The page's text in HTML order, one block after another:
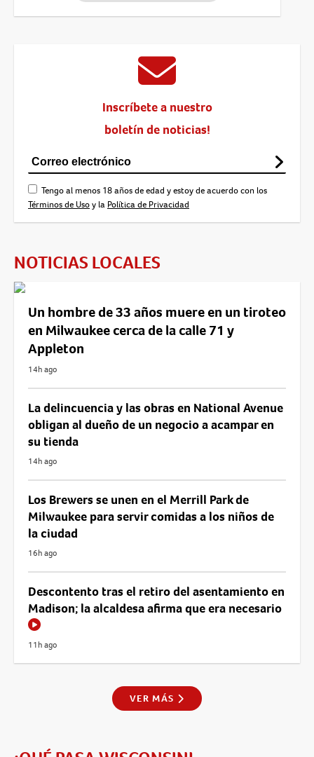
Inscríbete a nuestro
boletín de noticias!
Tengo al menos 18 años de edad y estoy de acuerdo con los
Términos de Usoy la Política de Privacidad
NOTICIAS LOCALES
Un hombre de 33 años muere en un tiroteo
en Milwaukee cerca de la calle 71 y
Appleton
14h ago
La delincuencia y las obras en National Avenue
obligan al dueño de un negocio a acampar en
su tienda
14h ago
Los Brewers se unen en el Merrill Park de
Milwaukee para servir comidas a los niños de
la ciudad
16h ago
Descontento tras el retiro del asentamiento en
Madison; la alcaldesa afirma que era necesario
11h ago
VER MÁS